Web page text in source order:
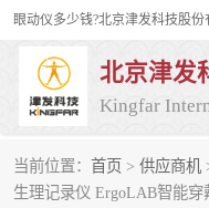
北京津发
Kingfar
当前位置： 首页 > 供应商机
生理记录仪 ErgoLAB智能
皮电仪